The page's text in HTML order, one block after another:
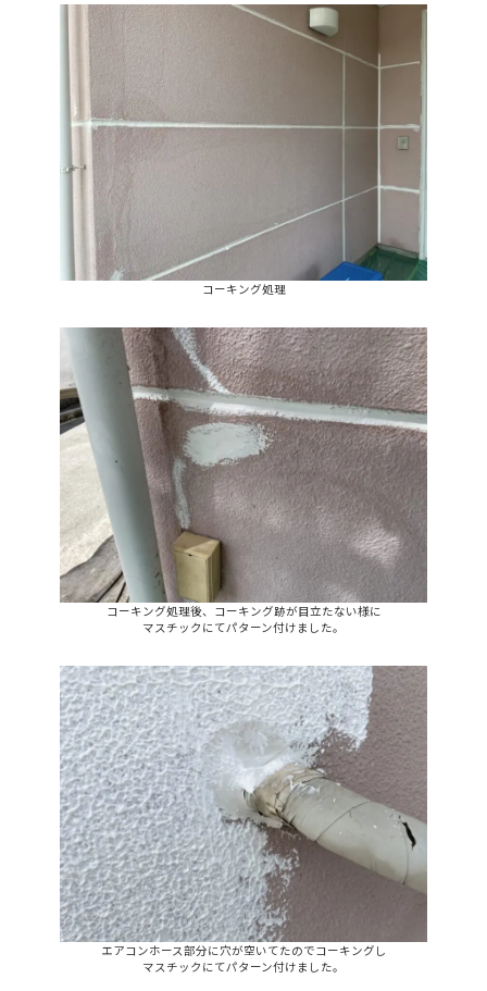
コーキング処理
コーキング処理後、コーキング跡が目立たない様に
マスチックにてパターン付けました。
エアコンホース部分に穴が空いてたのでコーキングし
マスチックにてパターン付けました。